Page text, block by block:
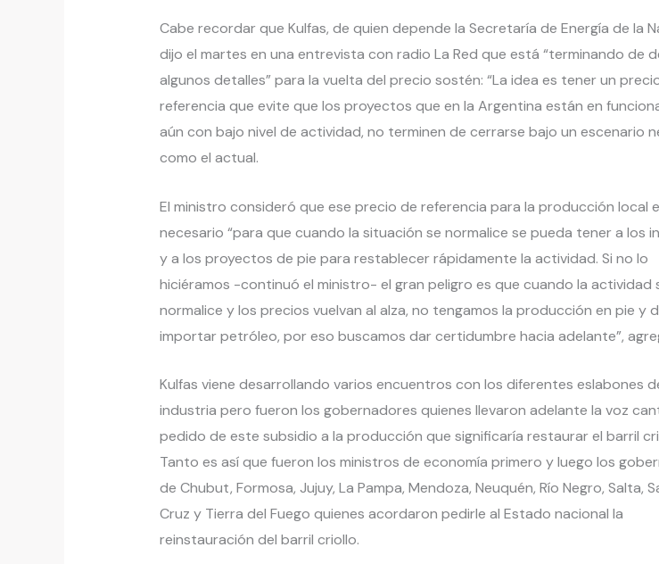
Cabe recordar que Kulfas, de quien depende la Secretaría de Energía de la
dijo el martes en una entrevista con radio La Red que está “terminando de
algunos detalles” para la vuelta del precio sostén: “La idea es tener un
referencia que evite que los proyectos que en la Argentina están en
aún con bajo nivel de actividad, no terminen de cerrarse bajo un escenario
como el actual.
El ministro consideró que ese precio de referencia para la producción local
necesario “para que cuando la situación se normalice se pueda tener a los
y a los proyectos de pie para restablecer rápidamente la actividad. Si no lo
hiciéramos -continuó el ministro- el gran peligro es que cuando la actividad
normalice y los precios vuelvan al alza, no tengamos la producción en pie y
importar petróleo, por eso buscamos dar certidumbre hacia adelante”,
Kulfas viene desarrollando varios encuentros con los diferentes eslabones
industria pero fueron los gobernadores quienes llevaron adelante la voz
pedido de este subsidio a la producción que significaría restaurar el barril
Tanto es así que fueron los ministros de economía primero y luego los
de Chubut, Formosa, Jujuy, La Pampa, Mendoza, Neuquén, Río Negro, Salta,
Cruz y Tierra del Fuego quienes acordaron pedirle al Estado nacional la
reinstauración del barril criollo.